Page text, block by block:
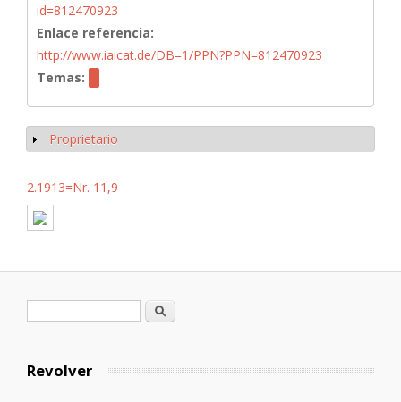
id=812470923
Enlace referencia:
http://www.iaicat.de/DB=1/PPN?PPN=812470923
Temas:
Mostrar
Proprietario
2.1913=Nr. 11,9
Formulario de búsqueda
Buscar
Revolver